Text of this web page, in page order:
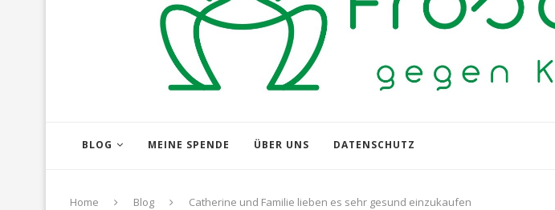
BLOG MEINE SPENDE ÜBER UNS DATENSCHUTZ
Home Blog Catherine und Familie lieben es sehr gesund einzukaufen